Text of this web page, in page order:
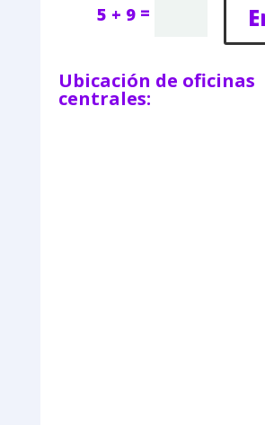
5 + 9 =
Ubicación de oficinas
centrales: